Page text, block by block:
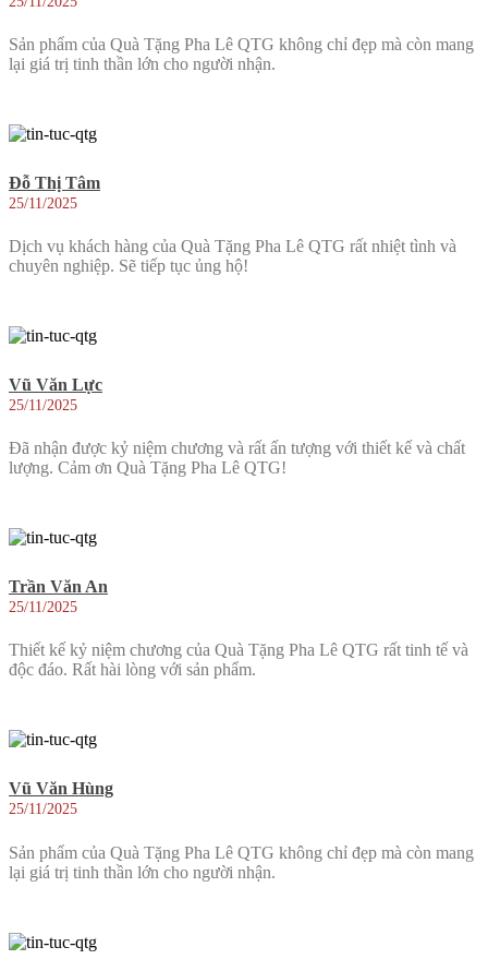
Sản phẩm của Quà Tặng Pha Lê QTG không chỉ đẹp mà còn mang
lại giá trị tinh thần lớn cho người nhận.
Đỗ Thị Tâm
25/11/2025
Dịch vụ khách hàng của Quà Tặng Pha Lê QTG rất nhiệt tình và
chuyên nghiệp. Sẽ tiếp tục ủng hộ!
Vũ Văn Lực
25/11/2025
Đã nhận được kỷ niệm chương và rất ấn tượng với thiết kế và chất
lượng. Cảm ơn Quà Tặng Pha Lê QTG!
Trần Văn An
25/11/2025
Thiết kế kỷ niệm chương của Quà Tặng Pha Lê QTG rất tinh tế và
độc đáo. Rất hài lòng với sản phẩm.
Vũ Văn Hùng
25/11/2025
Sản phẩm của Quà Tặng Pha Lê QTG không chỉ đẹp mà còn mang
lại giá trị tinh thần lớn cho người nhận.